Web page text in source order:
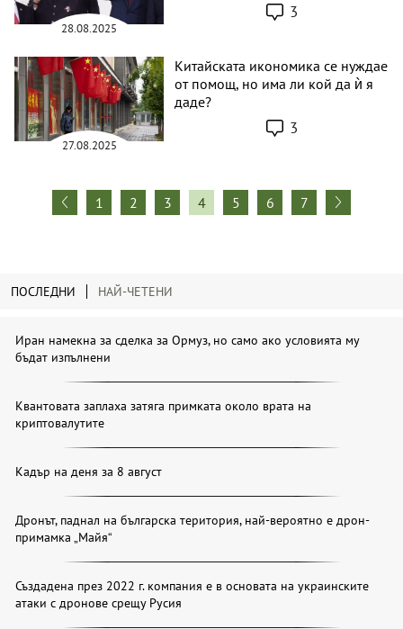
28.08.2025
3
27.08.2025
Китайската икономика се нуждае
от помощ, но има ли кой да ѝ я
даде?
3
1 2 3 4 5 6 7
ПОСЛЕДНИ НАЙ-ЧЕТЕНИ
Иран намекна за сделка за Ормуз, но само ако условията му
бъдат изпълнени
Квантовата заплаха затяга примката около врата на
криптовалутите
Кадър на деня за 8 август
Дронът, паднал на българска територия, най-вероятно е дрон-
примамка „Майя“
Създадена през 2022 г. компания е в основата на украинските
атаки с дронове срещу Русия